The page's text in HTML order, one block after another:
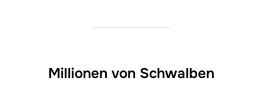
Millionen von Schwalben